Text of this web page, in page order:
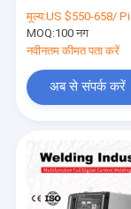
मूल्य:US $550-658/
MOQ:100 नग
नवीनतम कीमत पता करें
अब से संपर्क करें